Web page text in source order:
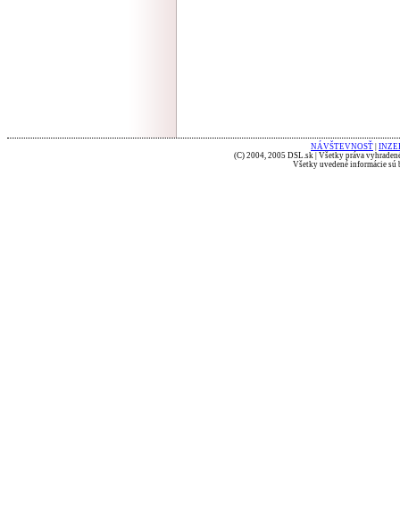
NÁVŠTEVNOSŤ
(C) 2004, 2005 DSL.sk | Všetky práva
Všetky uvedené informácie sú